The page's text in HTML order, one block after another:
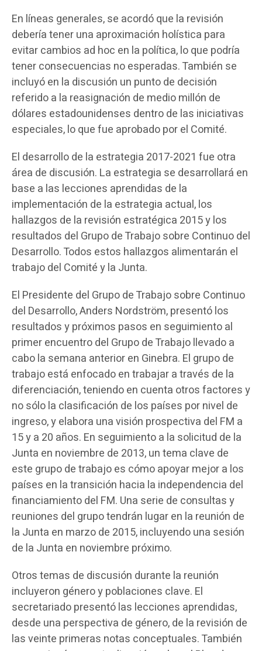
En líneas generales, se acordó que la revisión
debería tener una aproximación holística para
evitar cambios ad hoc en la política, lo que podría
tener consecuencias no esperadas. También se
incluyó en la discusión un punto de decisión
referido a la reasignación de medio millón de
dólares estadounidenses dentro de las iniciativas
especiales, lo que fue aprobado por el Comité.
El desarrollo de la estrategia 2017-2021 fue otra
área de discusión. La estrategia se desarrollará en
base a las lecciones aprendidas de la
implementación de la estrategia actual, los
hallazgos de la revisión estratégica 2015 y los
resultados del Grupo de Trabajo sobre Continuo del
Desarrollo. Todos estos hallazgos alimentarán el
trabajo del Comité y la Junta.
El Presidente del Grupo de Trabajo sobre Continuo
del Desarrollo, Anders Nordström, presentó los
resultados y próximos pasos en seguimiento al
primer encuentro del Grupo de Trabajo llevado a
cabo la semana anterior en Ginebra. El grupo de
trabajo está enfocado en trabajar a través de la
diferenciación, teniendo en cuenta otros factores y
no sólo la clasificación de los países por nivel de
ingreso, y elabora una visión prospectiva del FM a
15 y a 20 años. En seguimiento a la solicitud de la
Junta en noviembre de 2013, un tema clave de
este grupo de trabajo es cómo apoyar mejor a los
países en la transición hacia la independencia del
financiamiento del FM. Una serie de consultas y
reuniones del grupo tendrán lugar en la reunión de
la Junta en marzo de 2015, incluyendo una sesión
de la Junta en noviembre próximo.
Otros temas de discusión durante la reunión
incluyeron género y poblaciones clave. El
secretariado presentó las lecciones aprendidas,
desde una perspectiva de género, de la revisión de
las veinte primeras notas conceptuales. También